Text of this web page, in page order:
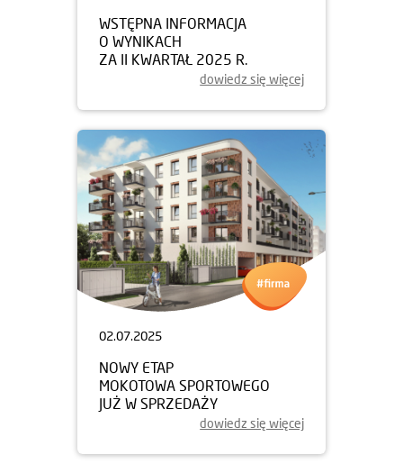
WSTĘPNA INFORMACJA
O WYNIKACH
ZA II KWARTAŁ 2025 R.
dowiedz się więcej
02.07.2025
NOWY ETAP
MOKOTOWA SPORTOWEGO
JUŻ W SPRZEDAŻY
dowiedz się więcej